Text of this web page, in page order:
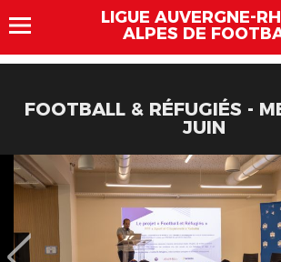
LIGUE AUVERGNE-
ALPES DE
FOOTBALL & RÉFUGIÉS -
JUIN